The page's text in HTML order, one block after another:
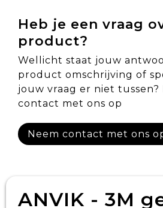
Heb je een vraag
product?
Wellicht staat jouw
product omschrijving of
jouw vraag er niet tussen?
contact met ons op
Neem contact met ons
ANVIK - 3M